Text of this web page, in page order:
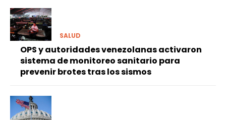
SALUD
OPS y autoridades venezolanas activaron
sistema de monitoreo sanitario para
prevenir brotes tras los sismos